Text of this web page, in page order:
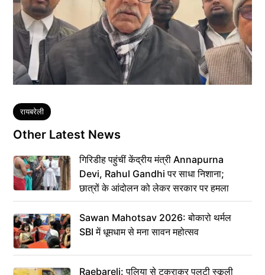
Tags
रायबरेली
Other Latest News
गिरिडीह पहुंचीं केंद्रीय मंत्री Annapurna
Devi, Rahul Gandhi पर साधा निशाना;
छात्रों के आंदोलन को लेकर सरकार पर हमला
Sawan Mahotsav 2026: बोकारो थर्मल
SBI में धूमधाम से मना सावन महोत्सव
Raebareli: पुलिया से टकराकर पलटी स्कूली